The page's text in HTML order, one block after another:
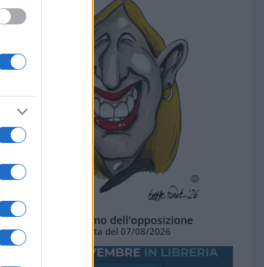
L'ottimismo dell'opposizione
Vignetta del 07/08/2026